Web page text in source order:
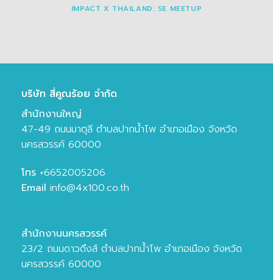
IMPACT X THAILAND: SE MEETUP
บริษัท สี่คูณร้อย จำกัด
สำนักงานใหญ่
47-49 ถนนมาตุลี ตำบลปากน้ำโพ อำเภอเมือง จังหวัด
นครสวรรค์ 60000
โทร +6652005206
Email info@4x100.co.th
สำนักงานนครสวรรค์
23/2 ถนนดาวดึงส์ ตำบลปากน้ำโพ อำเภอเมือง จังหวัด
นครสวรรค์ 60000